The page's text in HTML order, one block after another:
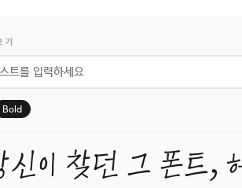
Bold
신이 찾던 그 폰트,